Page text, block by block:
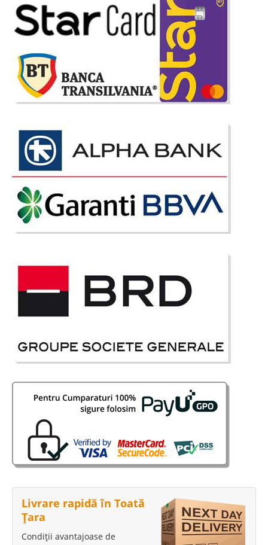
Livrare rapidă în Toată
Țara
Condiții avantajoase de